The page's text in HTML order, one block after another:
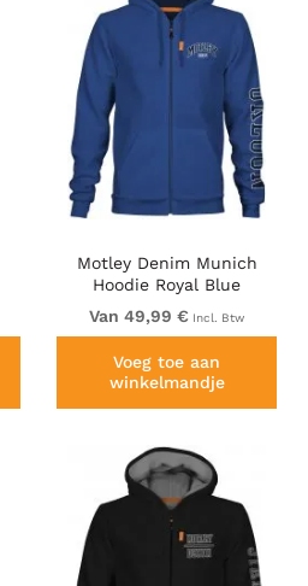
Motley Denim Munich
Hoodie Royal Blue
Van 49,99 € Incl. Btw
Voeg toe aan
winkelmandje